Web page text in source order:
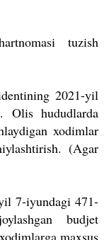
tuzish
2021-yil
Olis hududlarda
xodimlar
(Agar
7-iyundagi 471-
budjet
maxsus